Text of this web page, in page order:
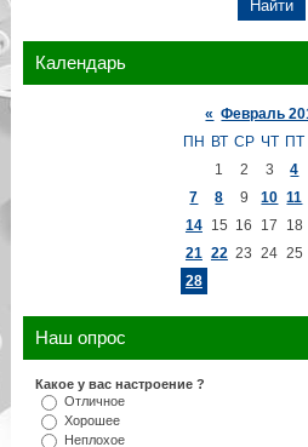
Календарь
« Февраль
ПН ВТ СР ЧТ ПТ
1
2 3 4
7
8 9 10 11
14 15 16 17 18
21 22 23 24 25
28
Наш опрос
Какое у вас настроение ?
Отличное
Хорошее
Неплохое